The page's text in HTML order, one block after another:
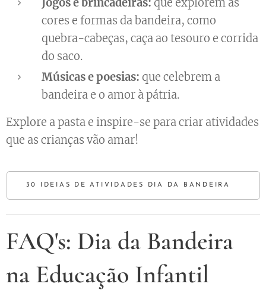
cores e formas da bandeira, como
quebra-cabeças, caça ao tesouro e corrida
do saco.
Músicas e poesias: que celebrem a
bandeira e o amor à pátria.
Explore a pasta e inspire-se para criar atividades
que as crianças vão amar! 😉
30 IDEIAS DE ATIVIDADES DIA DA BANDEIRA🇧🇷
FAQ's: Dia da Bandeira
na Educação Infantil